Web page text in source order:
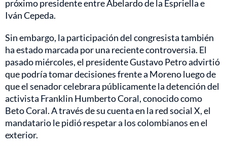
próximo presidente entre Abelardo de la Espriella e
Iván Cepeda.
Sin embargo, la participación del congresista también
ha estado marcada por una reciente controversia. El
pasado miércoles, el presidente Gustavo Petro advirtió
que podría tomar decisiones frente a Moreno luego de
que el senador celebrara públicamente la detención del
activista Franklin Humberto Coral, conocido como
Beto Coral. A través de su cuenta en la red social X, el
mandatario le pidió respetar a los colombianos en el
exterior.